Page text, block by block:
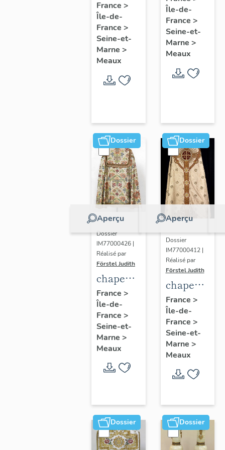
collectif
sur les
cours
communes
du
Faubourg
Saint-
France >
Île-de-
France >
Seine-et-
Marne >
Meaux
l'étude
du
patrimoine
de
Meaux
Île-de-
France >
Seine-et-
Marne >
Meaux
Dossier
Aperçu
Dossier
IM77000426 |
Réalisé par
Förstel Judith
chape
blanche
à fleurs
France >
Île-de-
France >
Seine-et-
Marne >
Meaux
Dossier
Aperçu
Dossier
IM77000412 |
Réalisé par
Förstel Judith
chape
blanche,
1ere
moitié
du 20e
siècle
France >
Île-de-
France >
Seine-et-
Marne >
Meaux
Dossier Dossier